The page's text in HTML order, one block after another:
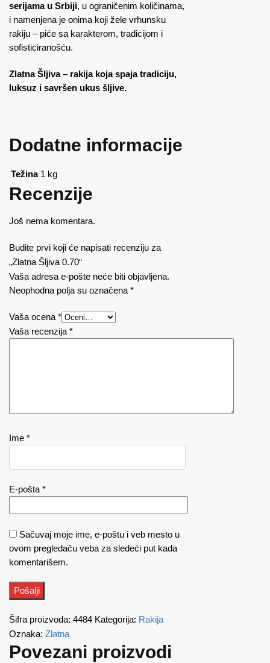
serijama u Srbiji, u ograničenim količinama,
i namenjena je onima koji žele vrhunsku
rakiju – piće sa karakterom, tradicijom i
sofisticiranošću.
Zlatna Šljiva – rakija koja spaja tradiciju,
luksuz i savršen ukus šljive.
Dodatne informacije
Težina 1 kg
Recenzije
Još nema komentara.
Budite prvi koji će napisati recenziju za
„Zlatna Šljiva 0.70“
Vaša adresa e-pošte neće biti objavljena.
Neophodna polja su označena *
Vaša ocena *
Vaša recenzija *
Ime *
E-pošta *
Sačuvaj moje ime, e-poštu i veb mesto u
ovom pregledaču veba za sledeći put kada
komentarišem.
Šifra proizvoda: 4484 Kategorija: Rakija
Oznaka: Zlatna
Povezani proizvodi